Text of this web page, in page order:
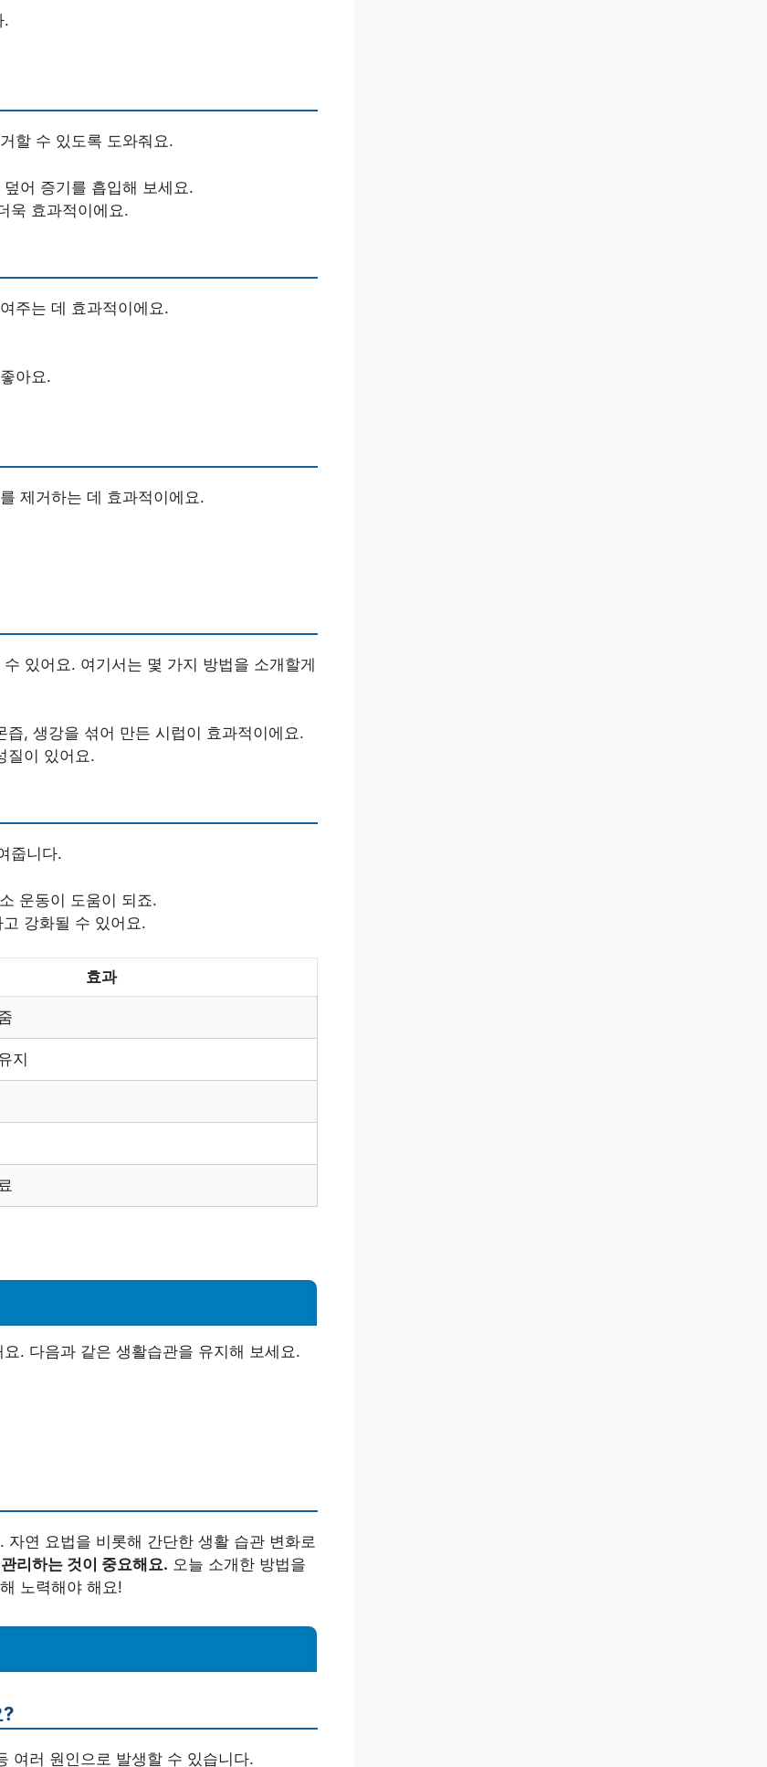
.
할 수 있도록 도와줘요.
어 증기를 흡입해 보세요.
욱 효과적이에요.
주는 데 효과적이에요.
아요.
제거하는 데 효과적이에요.
있어요. 여기서는 몇 가지 방법을 소개할게
, 생강을 섞어 만든 시럽이 효과적이에요.
질이 있어요.
줍니다.
운동이 도움이 되죠.
강화될 수 있어요.
효과
지
. 다음과 같은 생활습관을 유지해 보세요.
연 요법을 비롯해 간단한 생활 습관 변화로
리하는 것이 중요해요. 오늘 소개한 방법을
노력해야 해요!
여러 원인으로 발생할 수 있습니다.